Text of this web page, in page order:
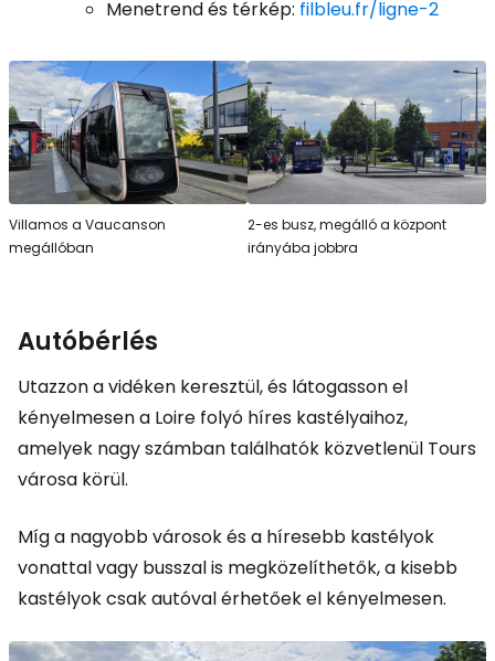
Menetrend és térkép: filbleu.fr/ligne-2
Villamos a Vaucanson
megállóban
2-es busz, megálló a központ
irányába jobbra
Autóbérlés
Utazzon a vidéken keresztül, és látogasson el
kényelmesen a Loire folyó híres kastélyaihoz,
amelyek nagy számban találhatók közvetlenül Tours
városa körül.
Míg a nagyobb városok és a híresebb kastélyok
vonattal vagy busszal is megközelíthetők, a kisebb
kastélyok csak autóval érhetőek el kényelmesen.